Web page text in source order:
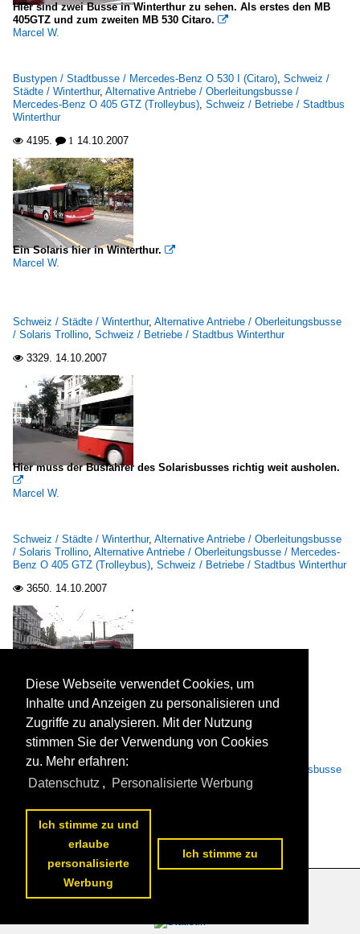
Hier sind zwei Busse in Winterthur zu sehen. Als erstes den MB
405GTZ und zum zweiten MB 530 Citaro. 
Marcel W.
Bustypen / Stadtbusse / Mercedes-Benz O 530 I (Citaro), Schweiz /
Städte / Winterthur, Alternative Antriebe / Oberleitungsbusse /
Mercedes-Benz O 405 GTZ (Trolleybus), Schweiz / Betriebe / Stadtbus
Winterthur
 4195.  1 14.10.2007
Ein Solaris hier in Winterthur. 
Marcel W.
Schweiz / Städte / Winterthur, Alternative Antriebe / Oberleitungsbusse
/ Solaris Trollino, Schweiz / Betriebe / Stadtbus Winterthur
 3329. 14.10.2007
Hier muss der Busfahrer des Solarisbusses richtig weit ausholen.

Marcel W.
Schweiz / Städte / Winterthur, Alternative Antriebe / Oberleitungsbusse
/ Solaris Trollino, Alternative Antriebe / Oberleitungsbusse / Mercedes-
Benz O 405 GTZ (Trolleybus), Schweiz / Betriebe / Stadtbus Winterthur
 3650. 14.10.2007
Ein Solaris Bus verlässt den Bahnhof Winterthur.
Marcel W.
Schweiz / Städte / Winterthur
Alternative Antriebe / Oberleitungsbusse
/ Solaris Trollino,Schweiz / Betriebe / Stadtbus Winterthur
Datenschutzerklärung
Diese Webseite verwendet Cookies, um
Inhalte und Anzeigen zu personalisieren und
Zugriffe zu analysieren. Mit der Nutzung
stimmen Sie der Verwendung von Cookies
zu. Mehr erfahren:
Datenschutz , Personalisierte Werbung
Ich stimme zu und
erlaube
personalisierte
Werbung
Ich stimme zu